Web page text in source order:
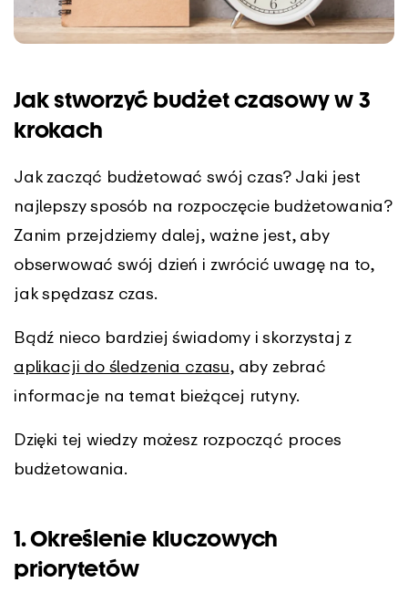
Jak stworzyć budżet czasowy w 3
krokach
Jak zacząć budżetować swój czas? Jaki jest
najlepszy sposób na rozpoczęcie budżetowania?
Zanim przejdziemy dalej, ważne jest, aby
obserwować swój dzień i zwrócić uwagę na to,
jak spędzasz czas.
Bądź nieco bardziej świadomy i skorzystaj z
aplikacji do śledzenia czasu, aby zebrać
informacje na temat bieżącej rutyny.
Dzięki tej wiedzy możesz rozpocząć proces
budżetowania.
1. Określenie kluczowych
priorytetów